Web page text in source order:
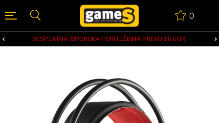
0
BESPLATNA ISPORUKA PORUDŽBINA PREKO 50 EUR